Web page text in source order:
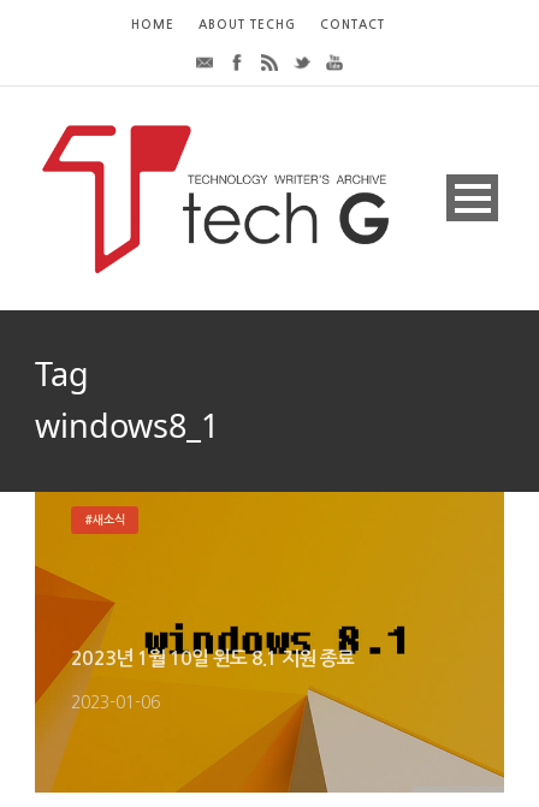
HOME ABOUT TECHG CONTACT
Tag
windows8_1
2023년 1월 10일 윈도 8.1 지원 종료
2023-01-06
#새소식